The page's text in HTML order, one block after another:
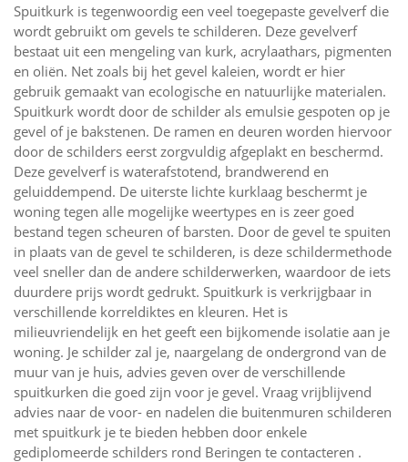
Spuitkurk is tegenwoordig een veel toegepaste gevelverf die
wordt gebruikt om gevels te schilderen. Deze gevelverf
bestaat uit een mengeling van kurk, acrylaathars, pigmenten
en oliën. Net zoals bij het gevel kaleien, wordt er hier
gebruik gemaakt van ecologische en natuurlijke materialen.
Spuitkurk wordt door de schilder als emulsie gespoten op je
gevel of je bakstenen. De ramen en deuren worden hiervoor
door de schilders eerst zorgvuldig afgeplakt en beschermd.
Deze gevelverf is waterafstotend, brandwerend en
geluiddempend. De uiterste lichte kurklaag beschermt je
woning tegen alle mogelijke weertypes en is zeer goed
bestand tegen scheuren of barsten. Door de gevel te spuiten
in plaats van de gevel te schilderen, is deze schildermethode
veel sneller dan de andere schilderwerken, waardoor de iets
duurdere prijs wordt gedrukt. Spuitkurk is verkrijgbaar in
verschillende korreldiktes en kleuren. Het is
milieuvriendelijk en het geeft een bijkomende isolatie aan je
woning. Je schilder zal je, naargelang de ondergrond van de
muur van je huis, advies geven over de verschillende
spuitkurken die goed zijn voor je gevel. Vraag vrijblijvend
advies naar de voor- en nadelen die buitenmuren schilderen
met spuitkurk je te bieden hebben door enkele
gediplomeerde schilders rond Beringen te contacteren .